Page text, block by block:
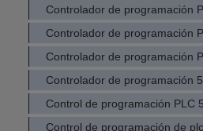
Controlador de programación
Controlador de programación
Controlador de programación
Controlador de programación
Control de programación PLC
Control de programación de